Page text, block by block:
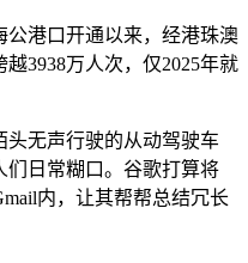
港口开通以来，经港珠澳
3938万人次，仅2025年就
无声行驶的从动驾驶车
们日常糊口。谷歌打算将
内，让其帮帮总结冗长